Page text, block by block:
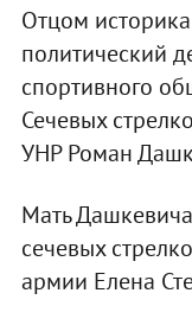
Отцом
политический
спортивного
Сечевых
УНР Роман
Мать
сечевых
армии Елена